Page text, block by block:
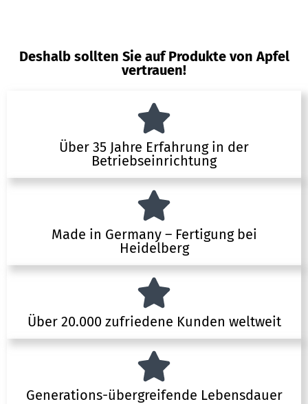
Deshalb sollten Sie auf Produkte von Apfel
vertrauen!
Über 35 Jahre Erfahrung in der
Betriebseinrichtung
Made in Germany – Fertigung bei
Heidelberg
Über 20.000 zufriedene Kunden weltweit
Generations-übergreifende Lebensdauer